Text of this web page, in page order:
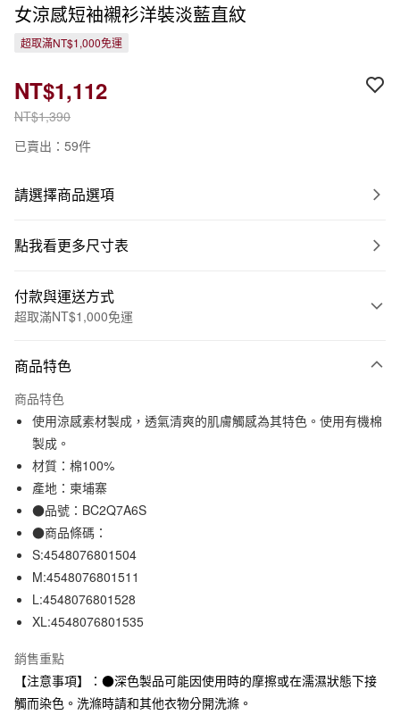
女涼感短袖襯衫洋裝淡藍直紋
超取滿NT$1,000免運
NT$1,390
NT$1,112
已賣出：59件
請選擇商品選項
點我看更多尺寸表
付款與運送方式
超取滿NT$1,000免運
信用卡一次付款
信用卡分期付款
3 期 0 利率 每期
合作金庫商業銀行
華南商業銀行
上海商業儲蓄銀行
臺灣中小企業銀行
匯豐（台灣）商業銀行
聯邦商業銀行
元大商業銀行
玉山商業銀行
台灣樂天信用卡公司
超商取貨付款
LINE Pay
Apple Pay
街口支付
悠遊付
全家取貨付款
每筆NT$65，滿NT$1,000(含以上)免運費
商品特色
商品特色
使用涼感素材製成，透氣清爽的肌膚觸感為其特色。使用有機棉
製成。
材質：棉100%
產地：柬埔寨
●品號：BC2Q7A6S
●商品條碼：
S:4548076801504
M:4548076801511
L:4548076801528
XL:4548076801535
銷售重點
【注意事項】：●深色製品可能因使用時的摩擦或在濡濕狀態下接
觸而染色。洗滌時請和其他衣物分開洗滌。